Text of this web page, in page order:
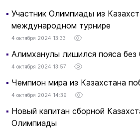
▪ Участник Олимпиады из
международном турнире
4 октября 2024 13:33
▪ Алимханулы лишился пояса без
4 октября 2024 13:57
▪ Чемпион мира из Казахстана
4 октября 2024 14:39
▪ Новый капитан сборной
Олимпиады